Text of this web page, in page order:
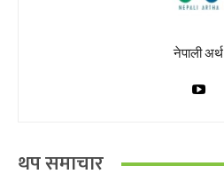
नेपाली अर्थ
थप समाचार